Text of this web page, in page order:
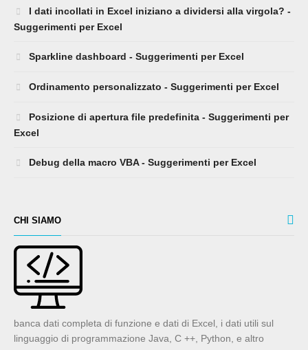
I dati incollati in Excel iniziano a dividersi alla virgola? -
Suggerimenti per Excel
Sparkline dashboard - Suggerimenti per Excel
Ordinamento personalizzato - Suggerimenti per Excel
Posizione di apertura file predefinita - Suggerimenti per
Excel
Debug della macro VBA - Suggerimenti per Excel
CHI SIAMO
banca dati completa di funzione e dati di Excel, i dati utili sul
linguaggio di programmazione Java, C ++, Python, e altro